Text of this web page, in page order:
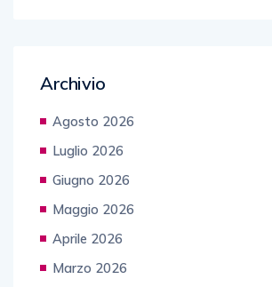
Archivio
Agosto 2026
Luglio 2026
Giugno 2026
Maggio 2026
Aprile 2026
Marzo 2026